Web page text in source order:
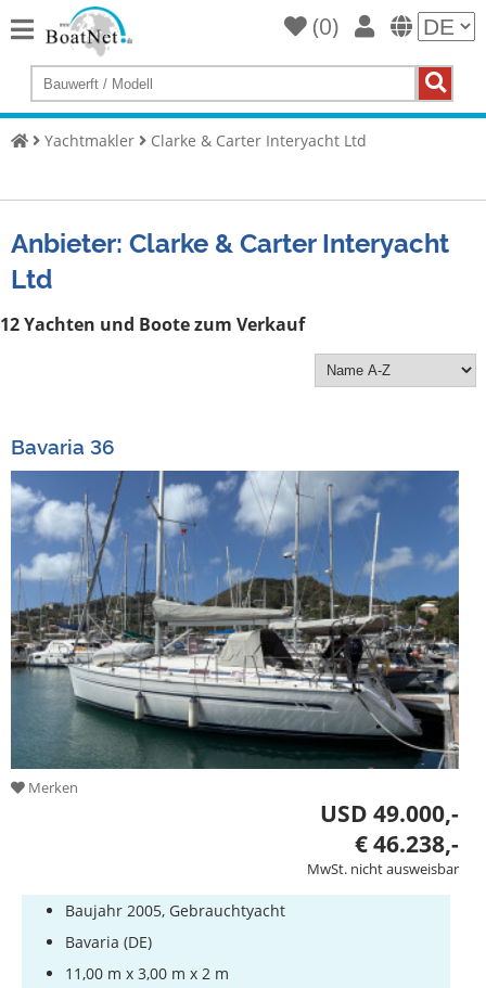
Home
Yacht
Gewerbliche
Verkäufer
Verkäufer
Services
Bootszubehör
Gestohlene
Boote
Sachverständige
Segel-
&
Sportbootschulen
Versicherungen
(0)
Yachtmakler Clarke & Carter Interyacht Ltd
Anbieter: Clarke & Carter Interyacht
Ltd
12 Yachten und Boote zum Verkauf
Bavaria 36
Merken
USD 49.000,-
€ 46.238,-
MwSt. nicht ausweisbar
Baujahr 2005, Gebrauchtyacht
Bavaria (DE)
11,00 m x 3,00 m x 2 m